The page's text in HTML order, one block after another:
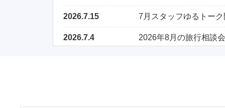
2026.7.15 7月スタッフゆるトー
2026.7.4 2026年8月の旅行相談